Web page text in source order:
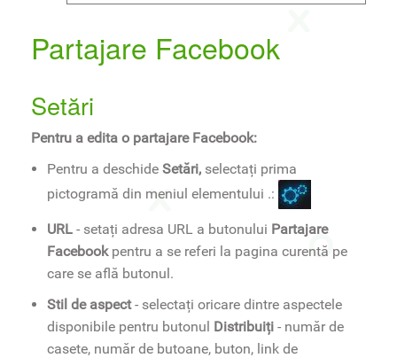
Partajare Facebook
Setări
Pentru a edita o partajare Facebook:
Pentru a deschide Setări,selectați prima
pictogramă din meniul elementului .:
URL - setați adresa URL a butonului Partajare
Facebook pentru a se referi la pagina curentă pe
care se află butonul.
Stil de aspect- selectați oricare dintre aspectele
disponibile pentru butonul Distribuiți - număr de
casete, număr de butoane, buton, link de